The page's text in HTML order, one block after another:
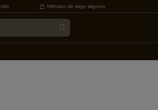
Métodos de pago seguros